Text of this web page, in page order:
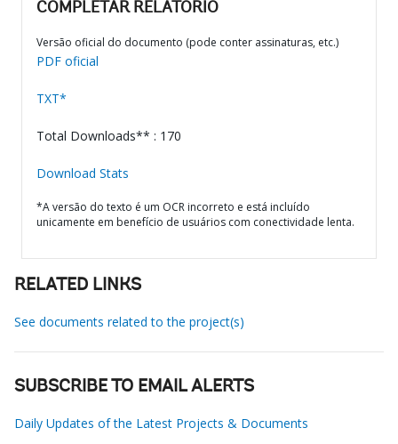
COMPLETAR RELATÓRIO
Versão oficial do documento (pode conter assinaturas, etc.)
PDF oficial
TXT*
Total Downloads** : 170
Download Stats
*A versão do texto é um OCR incorreto e está incluído
unicamente em benefício de usuários com conectividade lenta.
RELATED LINKS
See documents related to the project(s)
SUBSCRIBE TO EMAIL ALERTS
Daily Updates of the Latest Projects & Documents